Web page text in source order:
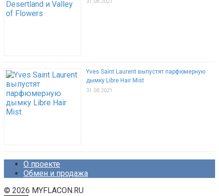
31.08.2021
Yves Saint Laurent выпустят парфюмерную
дымку Libre Hair Mist
31.08.2021
О проекте
Обмен и продажа
© 2026 MYFLACON.RU